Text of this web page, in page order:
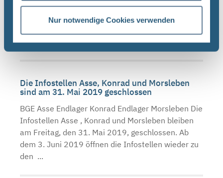
Nur notwendige Cookies verwenden
Infostellen Asse , Konrad und Morsleben bleiben
am Montag, den 13. Mai 2019 aufgrund einer
Mai 2019 ...
Die Infostellen Asse, Konrad und Morsleben
sind am 31. Mai 2019 geschlossen
BGE Asse Endlager Konrad Endlager Morsleben Die
Infostellen Asse , Konrad und Morsleben bleiben
am Freitag, den 31. Mai 2019, geschlossen. Ab
dem 3. Juni 2019 öffnen die Infostellen wieder zu
den ...